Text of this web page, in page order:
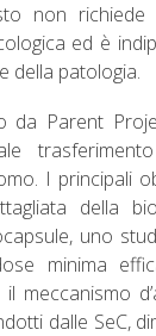
non richiede
ed è
della patologia.
da Parent
I principali
della
uno
minima
meccanismo
dalle SeC,